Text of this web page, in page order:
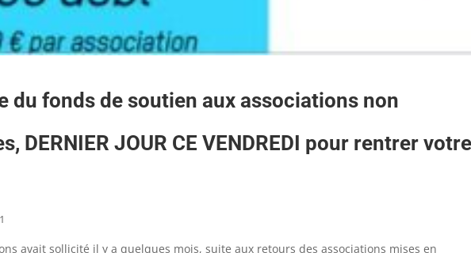
du fonds de soutien aux associations non
DERNIER JOUR CE VENDREDI pour rentrer
avait sollicité il y a quelques mois, suite aux retours des associations mises en